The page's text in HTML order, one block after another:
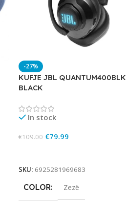
-27%
KUFJE JBL QUANTUM400BLK
BLACK
In stock
€109.00 €79.99
SKU: 6925281969683
COLOR Zezë